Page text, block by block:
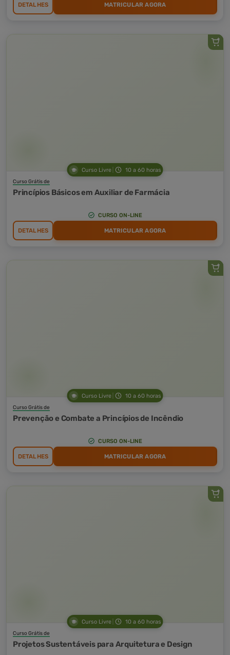
DETALHES MATRICULAR AGORA
Curso Livre 10 a 60 horas
Curso Grátis de
Princípios Básicos em Auxiliar de Farmácia
CURSO ON-LINE
DETALHES MATRICULAR AGORA
Curso Livre 10 a 60 horas
Curso Grátis de
Prevenção e Combate a Princípios de Incêndio
CURSO ON-LINE
DETALHES MATRICULAR AGORA
Curso Livre 10 a 60 horas
Curso Grátis de
Projetos Sustentáveis para Arquitetura e Design